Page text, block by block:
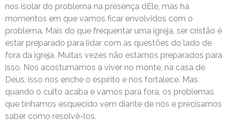
nos isolar do problema na presença dEle, mas há
momentos em que vamos ficar envolvidos com o
problema. Mais do que frequentar uma igreja, ser cristão é
estar preparado para lidar com as questões do lado de
fora da igreja. Muitas vezes não estamos preparados para
isso. Nos acostumamos a viver no monte, na casa de
Deus, isso nos enche o espírito e nos fortalece. Mas
quando o culto acaba e vamos para fora, os problemas
que tínhamos esquecido vem diante de nós e precisamos
saber como resolvê-los.